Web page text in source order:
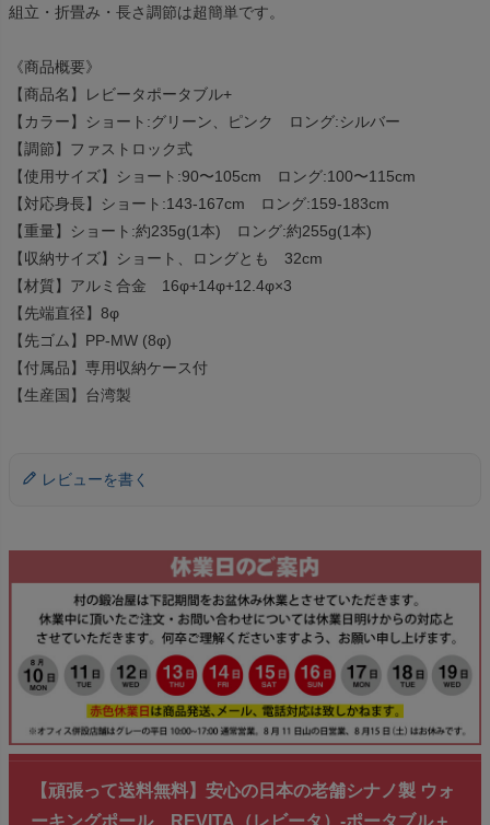
組立・折畳み・長さ調節は超簡単です。
《商品概要》
【商品名】レビータポータブル+
【カラー】ショート:グリーン、ピンク ロング:シルバー
【調節】ファストロック式
【使用サイズ】ショート:90〜105cm ロング:100〜115cm
【対応身長】ショート:143-167cm ロング:159-183cm
【重量】ショート:約235g(1本) ロング:約255g(1本)
【収納サイズ】ショート、ロングとも 32cm
【材質】アルミ合金 16φ+14φ+12.4φ×3
【先端直径】8φ
【先ゴム】PP-MW (8φ)
【付属品】専用収納ケース付
【生産国】台湾製
レビューを書く
【頑張って送料無料】安心の日本の老舗シナノ製 ウォ
ーキングポール REVITA（レビータ）-ポータブル＋